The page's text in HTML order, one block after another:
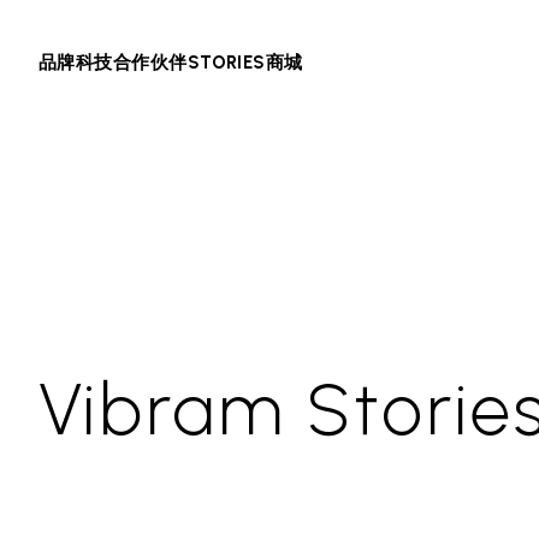
品牌科技合作伙伴STORIES商城
Vibram